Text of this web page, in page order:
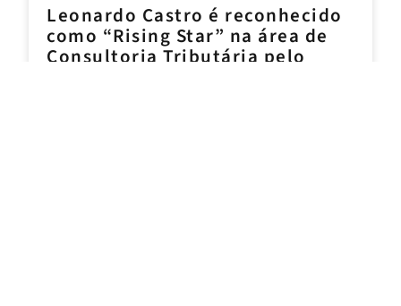
Leonardo Castro é reconhecido
como “Rising Star” na área de
Consultoria Tributária pelo